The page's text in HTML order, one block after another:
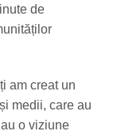
de
am creat un
medii, care au
o viziune